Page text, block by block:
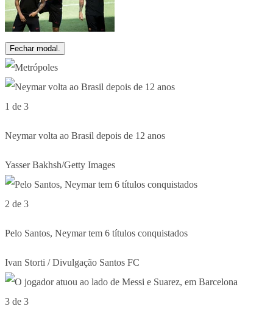
Fechar modal.
1 de 3
Neymar volta ao Brasil depois de 12 anos
Yasser Bakhsh/Getty Images
2 de 3
Pelo Santos, Neymar tem 6 títulos conquistados
Ivan Storti / Divulgação Santos FC
3 de 3